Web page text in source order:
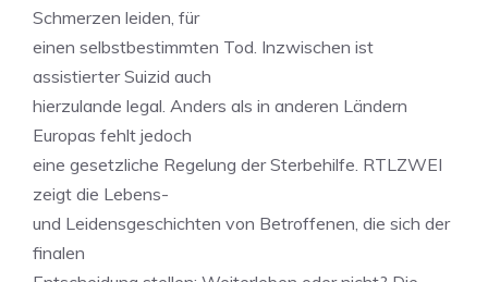
Schmerzen leiden, für
einen selbstbestimmten Tod. Inzwischen ist
assistierter Suizid auch
hierzulande legal. Anders als in anderen Ländern
Europas fehlt jedoch
eine gesetzliche Regelung der Sterbehilfe. RTLZWEI
zeigt die Lebens-
und Leidensgeschichten von Betroffenen, die sich der
finalen